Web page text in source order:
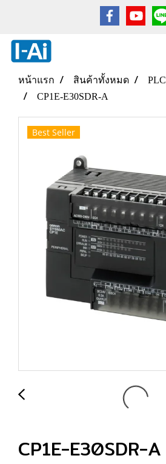
หน้าแรก สินค้าทั้งหมด PLC
CP1E-E30SDR-A
Best Seller
CP1E-E30SDR-A